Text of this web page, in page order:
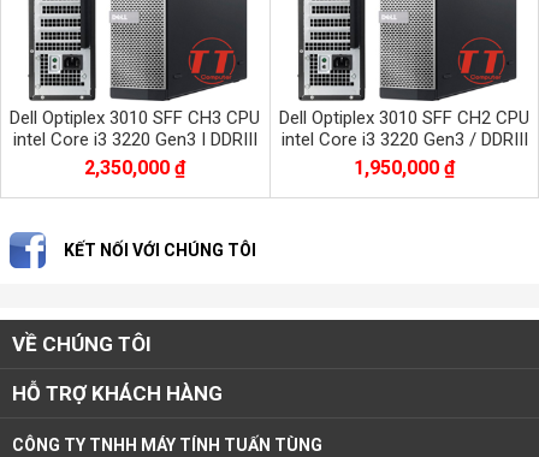
Dell Optiplex 3010 SFF CH3 CPU
intel Core i3 3220 Gen3 I DDRIII
8Gb I SSD 256Gb I HDMI I DVD
2,350,000 ₫
Dell Optiplex 3010 SFF CH2 CPU
intel Core i3 3220 Gen3 / DDRIII
4Gb / SSD 128Gb / HDMI
1,950,000 ₫
KẾT NỐI VỚI CHÚNG TÔI
VỀ CHÚNG TÔI
HỖ TRỢ KHÁCH HÀNG
CÔNG TY TNHH MÁY TÍNH TUẤN TÙNG